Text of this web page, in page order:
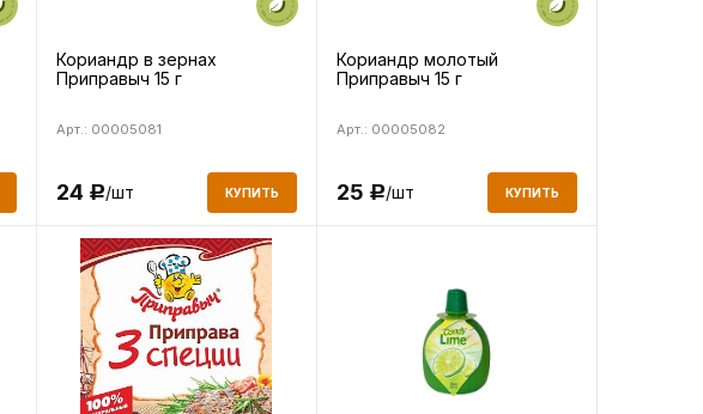
Кориандр в зернах
Приправыч 15 г
Арт.: 00005081
24 Р/шт КУПИТЬ
Кориандр молотый
Приправыч 15 г
Арт.: 00005082
25 Р/шт КУПИТЬ